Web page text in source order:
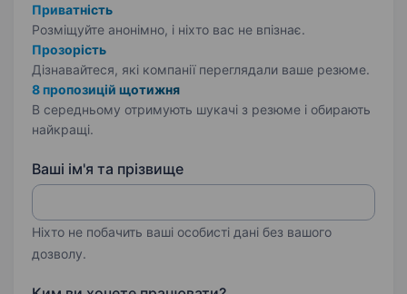
Приватність
Розміщуйте анонімно, і ніхто вас не впізнає.
Прозорість
Дізнавайтеся, які компанії переглядали ваше резюме.
8 пропозицій щотижня
В середньому отримують шукачі з резюме і обирають
найкращі.
Ваші ім'я та прізвище
Ніхто не побачить ваші особисті дані без вашого
дозволу.